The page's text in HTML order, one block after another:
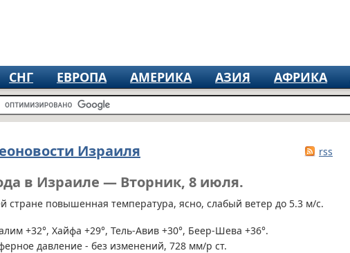
СНГ ЕВРОПА АМЕРИКА АЗИЯ АФРИКА
Израиля rss
в Израиле — Вторник, 8 июля.
стране повышенная температура, ясно, слабый ветер до 5.3 м/с.
+32°, Хайфа +29°, Тель-Авив +30°, Беер-Шева +36°.
давление - без изменений, 728 мм/р ст.